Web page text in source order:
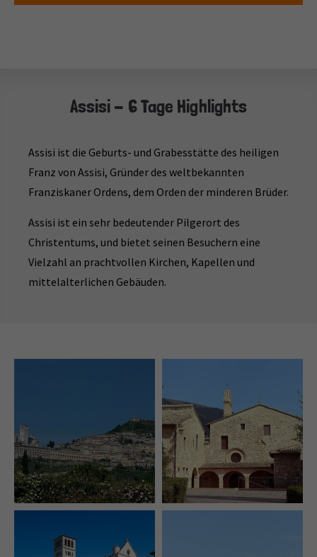
Assisi - 6 Tage Highlights
Assisi ist die Geburts- und Grabesstätte des heiligen
Franz von Assisi, Gründer des weltbekannten
Franziskaner Ordens, dem Orden der minderen Brüder.
Assisi ist ein sehr bedeutender Pilgerort des
Christentums, und bietet seinen Besuchern eine
Vielzahl an prachtvollen Kirchen, Kapellen und
mittelalterlichen Gebäuden.